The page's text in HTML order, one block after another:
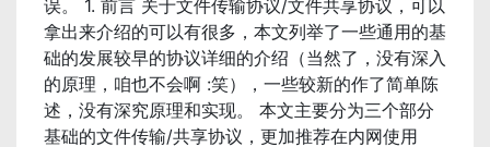
误。 1. 前言 关于文件传输协议/文件共享协议，可以
拿出来介绍的可以有很多，本文列举了一些通用的基
础的发展较早的协议详细的介绍（当然了，没有深入
的原理，咱也不会啊 :笑），一些较新的作了简单陈
述，没有深究原理和实现。 本文主要分为三个部分
基础的文件传输/共享协议，更加推荐在内网使用